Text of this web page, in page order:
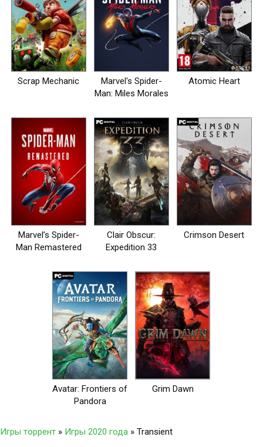
Scrap Mechanic
Marvel's Spider-
Man: Miles Morales
Atomic Heart
Marvel’s Spider-
Man Remastered
Clair Obscur:
Expedition 33
Crimson Desert
Avatar: Frontiers of
Pandora
Grim Dawn
Игры торрент » Игры 2020 года » Transient